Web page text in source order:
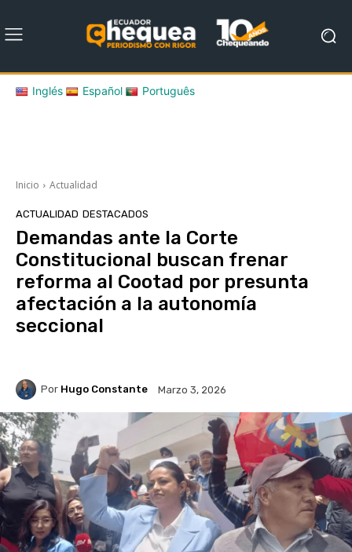
Inglés Español Português
Inicio Actualidad
ACTUALIDAD DESTACADOS
Demandas ante la Corte
Constitucional buscan frenar
reforma al Cootad por presunta
afectación a la autonomía
seccional
Por Hugo Constante Marzo 3, 2026